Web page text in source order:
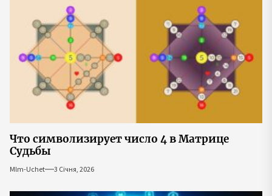
Что символизирует число 4 в Матрице
Судьбы
Mlm-Uchet 3 Січня, 2026